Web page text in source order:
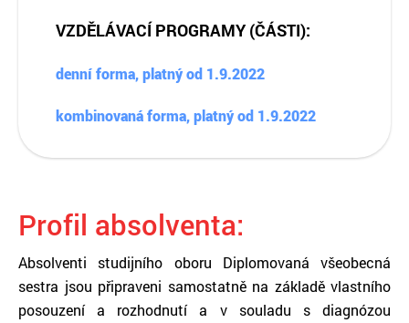
VZDĚLÁVACÍ PROGRAMY (ČÁSTI):
denní forma, platný od 1.9.2022
kombinovaná forma, platný od 1.9.2022
Profil absolventa:
Absolventi studijního oboru Diplomovaná všeobecná
sestra jsou připraveni samostatně na základě vlastního
posouzení a rozhodnutí a v souladu s diagnózou